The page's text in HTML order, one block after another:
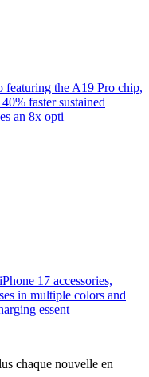
featuring the A19 Pro chip,
faster sustained
an 8x opti
17 accessories,
in multiple colors and
essent
chaque nouvelle en